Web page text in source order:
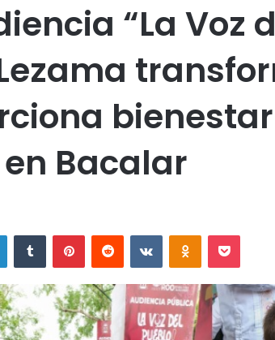
“La Voz
Bacalar
LinkedInTumblr PinterestReddit VKontakteOdnoklassniki
Pocket